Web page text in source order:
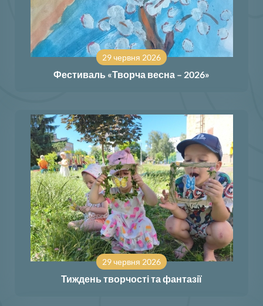
29 червня 2026
Фестиваль «Творча весна – 2026»
29 червня 2026
Тиждень творчості та фантазії